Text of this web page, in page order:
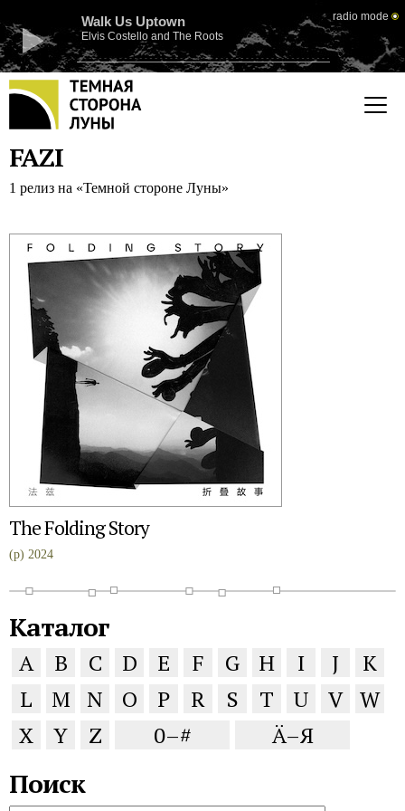
Walk Us Uptown
Elvis Costello and The Roots
radio mode
FAZI
1 релиз на «Темной стороне Луны»
The Folding Story
(p) 2024
Каталог
A B C D E F G H I J
K
L
M N O P R S T U V W
X
Y Z 0–# Ä–Я
Поиск